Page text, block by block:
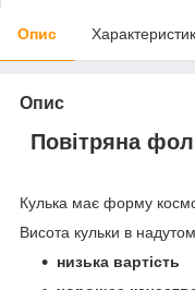
Опис
Опис
Повітряна
Кулька має форму
Висота кульки в
низька вартість